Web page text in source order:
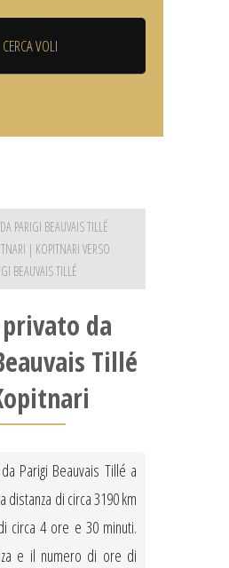
PARIGI BEAUVAIS TILLÉ
| KOPITNARI VERSO
BEAUVAIS TILLÉ
da
Tillé
Parigi Beauvais Tillé a
distanza di circa 3190 km
circa 4 ore e 30 minuti.
e il numero di ore di